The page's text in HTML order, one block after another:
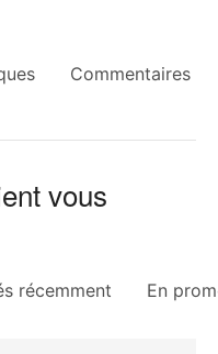
Commentaires
vous
récemment En